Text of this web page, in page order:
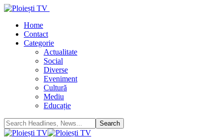
Home
Contact
Categorie
Actualitate
Social
Diverse
Eveniment
Cultură
Mediu
Educație